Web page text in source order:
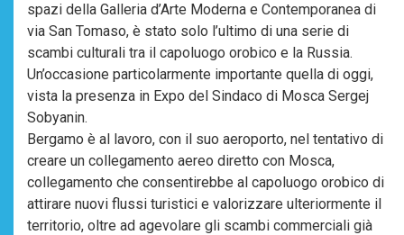
spazi della Galleria d’Arte Moderna e Contemporanea di
via San Tomaso, è stato solo l’ultimo di una serie di
scambi culturali tra il capoluogo orobico e la Russia.
Un’occasione particolarmente importante quella di oggi,
vista la presenza in Expo del Sindaco di Mosca Sergej
Sobyanin.
Bergamo è al lavoro, con il suo aeroporto, nel tentativo di
creare un collegamento aereo diretto con Mosca,
collegamento che consentirebbe al capoluogo orobico di
attirare nuovi flussi turistici e valorizzare ulteriormente il
territorio, oltre ad agevolare gli scambi commerciali già